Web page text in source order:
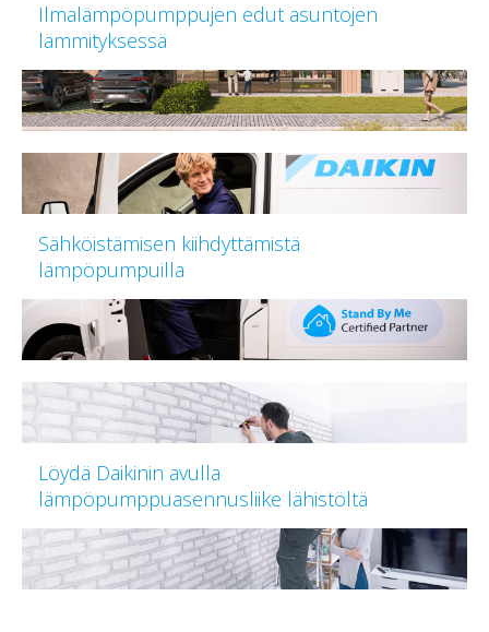
Ilmalämpöpumppujen edut asuntojen
lämmityksessä
Sähköistämisen kiihdyttämistä
lämpöpumpuilla
Löydä Daikinin avulla
lämpöpumppuasennusliike lähistöltä